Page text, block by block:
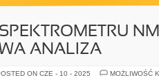
ANALIZA
ON CZE - 10 - 2025
MOŻLIWOŚĆ